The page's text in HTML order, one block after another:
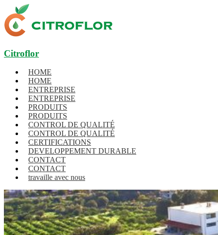
Citroflor
HOME
HOME
ENTREPRISE
ENTREPRISE
PRODUITS
PRODUITS
CONTROL DE QUALITÉ
CONTROL DE QUALITÉ
CERTIFICATIONS
DEVELOPPEMENT DURABLE
CONTACT
CONTACT
travaille avec nous